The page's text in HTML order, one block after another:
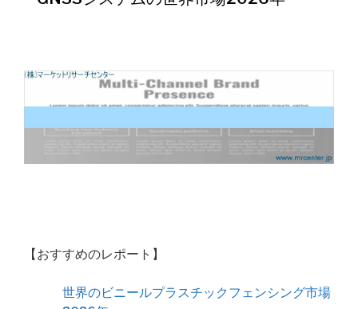
【おすすめのレポート】
世界のビニールプラスチックフェンシング市場